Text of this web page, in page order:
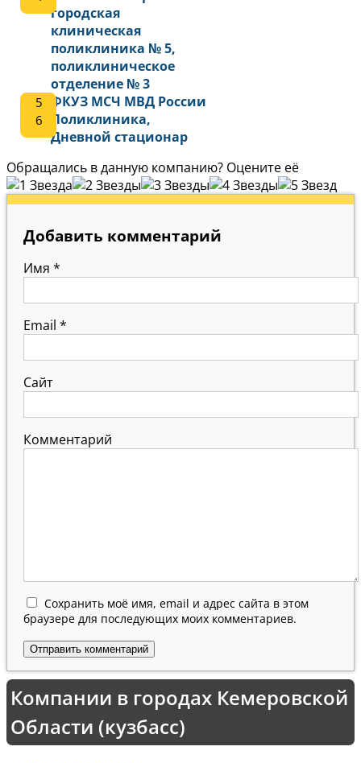
городская
клиническая
поликлиника № 5,
поликлиническое
отделение № 3
ФКУЗ МСЧ МВД России
Поликлиника,
Дневной стационар
Обращались в данную компанию? Оцените её
Добавить комментарий
Имя *
Email *
Сайт
Комментарий
Сохранить моё имя, email и адрес сайта в этом
браузере для последующих моих комментариев.
Компании в городах Кемеровской
Области (кузбасс)